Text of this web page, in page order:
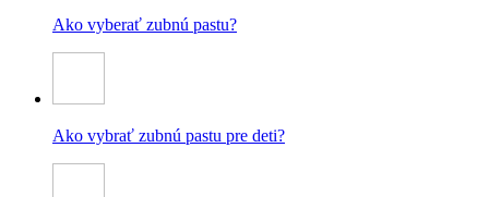
Ako vyberať zubnú pastu?
Ako vybrať zubnú pastu pre deti?